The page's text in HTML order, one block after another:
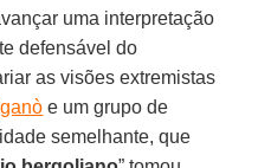
uma interpretação
defensável do
as visões extremistas
e um grupo de
semelhante, que